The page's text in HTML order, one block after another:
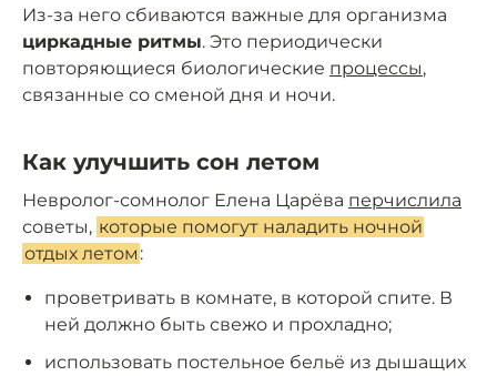
Из-за него сбиваются важные для организма
циркадные ритмы. Это периодически
повторяющиеся биологические процессы,
связанные со сменой дня и ночи.
Как улучшить сон летом
Невролог-сомнолог Елена Царёва перчислила
советы, которые помогут наладить ночной
отдых летом :
проветривать в комнате, в которой спите. В
ней должно быть свежо и прохладно;
использовать постельное бельё из дышащих